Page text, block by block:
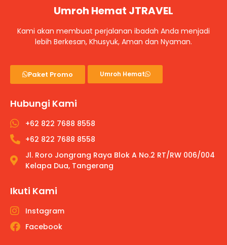
Umroh Hemat JTRAVEL
Kami akan membuat perjalanan ibadah Anda menjadi
lebih Berkesan, Khusyuk, Aman dan Nyaman.
Paket Promo Umroh Hemat
Hubungi Kami
+62 822 7688 8558
+62 822 7688 8558
Jl. Roro Jongrang Raya Blok A No.2 RT/RW 006/004
Kelapa Dua, Tangerang
Ikuti Kami
Instagram
Facebook